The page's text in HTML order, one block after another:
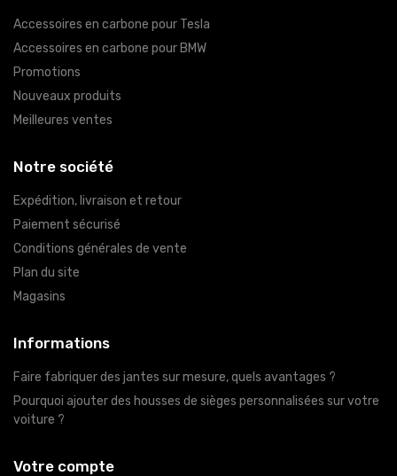
Accessoires en carbone pour Tesla
Accessoires en carbone pour BMW
Promotions
Nouveaux produits
Meilleures ventes
Notre société
Expédition, livraison et retour
Paiement sécurisé
Conditions générales de vente
Plan du site
Magasins
Informations
Faire fabriquer des jantes sur mesure, quels avantages ?
Pourquoi ajouter des housses de sièges personnalisées sur votre
voiture ?
Votre compte